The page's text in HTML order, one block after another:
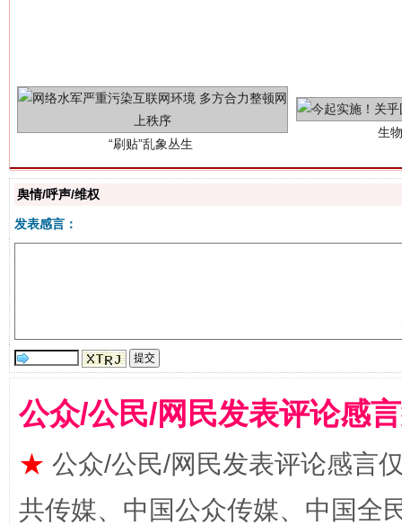
解纷+调解+退费，一次搞定
舆情/呼声/维权
发表感言：
公众/公民/网民发表评论感
★ 公众/公民/网民发表评论感言
共传媒、中国公众传媒、中国全